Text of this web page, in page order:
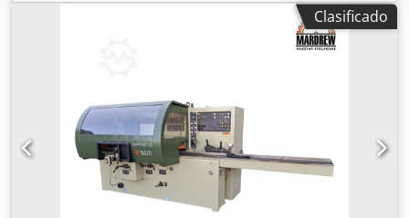
120 mm Diámetro del eje: 40 mm Número de husillos: 4
Orden de los husillos abajo derecha izquierda superior
Número de rodillos de tracción superiores de acero 2
espiga de extracción 3 x 120 mm Bomba de lubricación de
la mesa de trabajo Elevación manual del armario
Alimentación: 400 V Potencia total: 21 kw Dkodpfxouy H
Nwe Ak Der Dimensiones totales: Longitud: 3280 mm
Anchura: 1290 mm Altura: 1500 mm
Clasificado